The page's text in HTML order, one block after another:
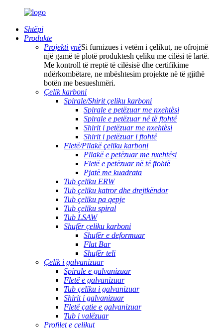
Shtëpi
Produkte
Projekti ynëSi furnizues i vetëm i çelikut, ne ofrojmë
një gamë të plotë produktesh çeliku me cilësi të lartë.
Me kontroll të rreptë të cilësisë dhe certifikime
ndërkombëtare, ne mbështesim projekte në të gjithë
botën me besueshmëri.
Çelik karboni
Spirale/Shirit çeliku karboni
Spirale e petëzuar me nxehtësi
Spirale e petëzuar në të ftohtë
Shirit i petëzuar me nxehtësi
Shirit i petëzuar i ftohtë
Fletë/Pllakë çeliku karboni
Pllakë e petëzuar me nxehtësi
Fletë e petëzuar në të ftohtë
Pjatë me kuadrata
Tub çeliku ERW
Tub çeliku katror dhe drejtkëndor
Tub çeliku pa qepje
Tub çeliku spiral
Tub LSAW
Shufër çeliku karboni
Shufër e deformuar
Flat Bar
Shufër teli
Çelik i galvanizuar
Spirale e galvanizuar
Fletë e galvanizuar
Tub çeliku i galvanizuar
Shirit i galvanizuar
Fletë çatie e galvanizuar
Tub i valëzuar
Profilet e çelikut